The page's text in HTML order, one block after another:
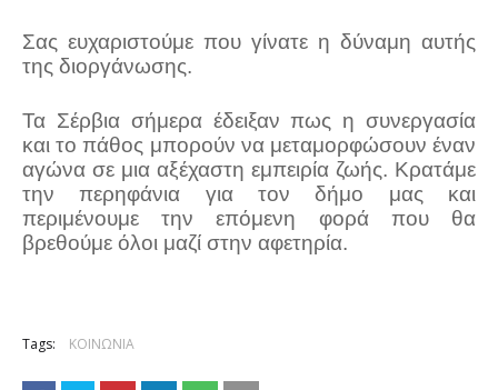
Σας ευχαριστούμε που γίνατε η δύναμη αυτής
της διοργάνωσης.
Τα Σέρβια σήμερα έδειξαν πως η συνεργασία
και το πάθος μπορούν να μεταμορφώσουν έναν
αγώνα σε μια αξέχαστη εμπειρία ζωής. Κρατάμε
την περηφάνια για τον δήμο μας και
περιμένουμε την επόμενη φορά που θα
βρεθούμε όλοι μαζί στην αφετηρία.
Tags: ΚΟΙΝΩΝΙΑ